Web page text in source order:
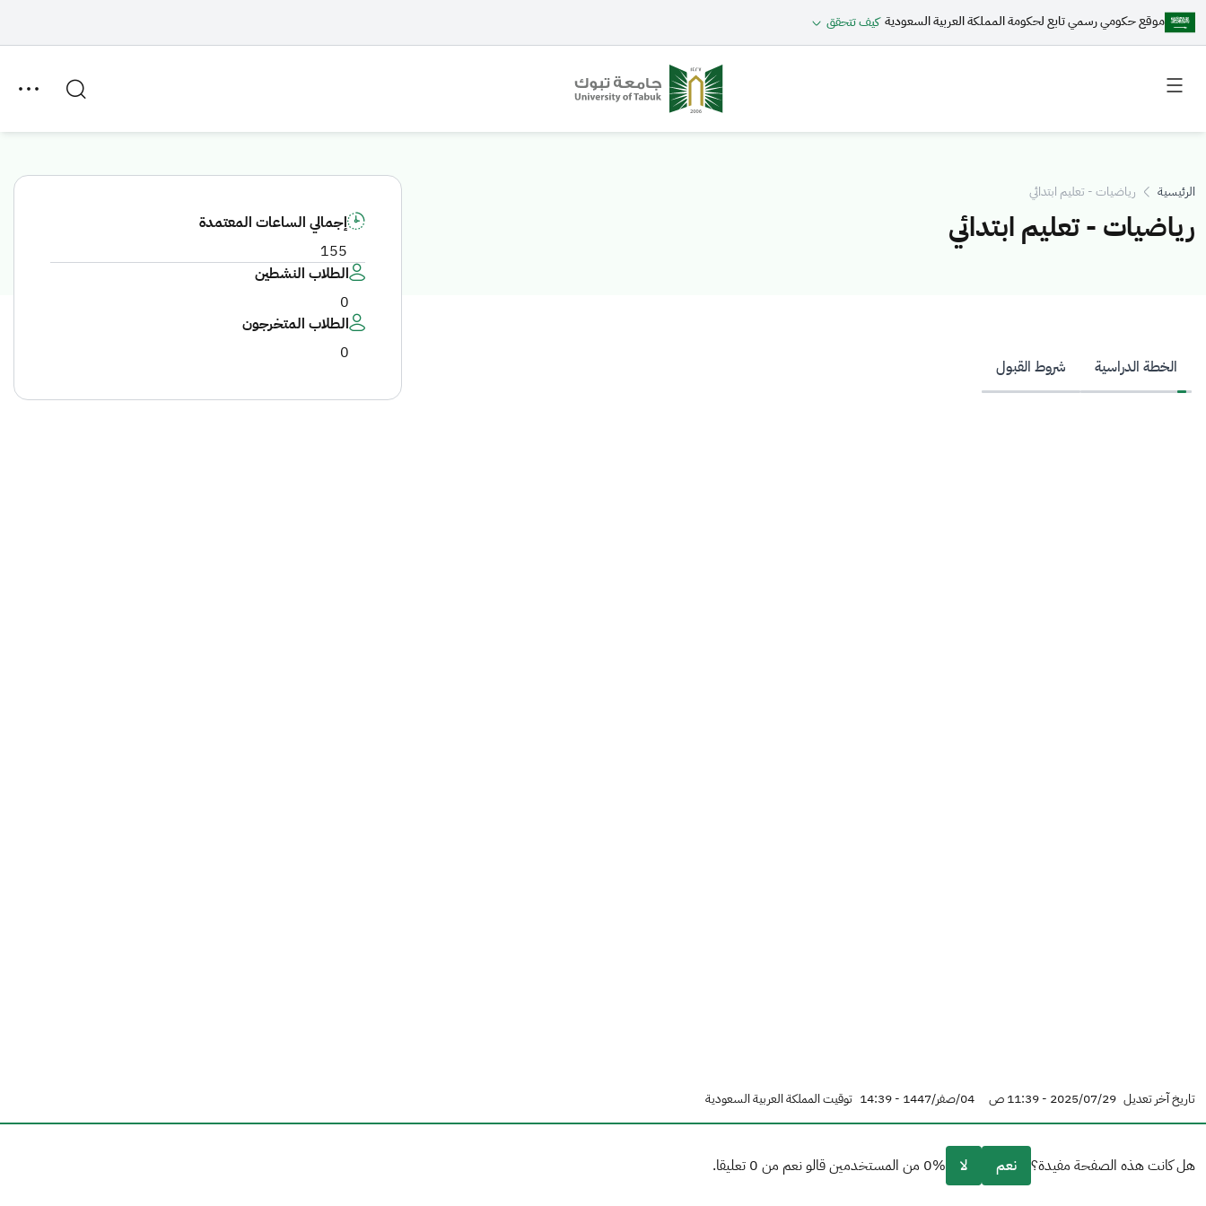
موقع حكومي رسمي تابع لحكومة المملكة العربية السعودية كيف تتحقق
Toggle
menu
Toggle
menu
الرئيسية رياضيات - تعليم ابتدائي
رياضيات - تعليم ابتدائي
إجمالي الساعات المعتمدة
155
الطلاب النشطين
0
الطلاب المتخرجون
0
الخطة الدراسية شروط القبول
تاريخ آخر تعديل 2025/07/29 - 11:39 ص 04/صفر/1447 - 14:39 توقيت المملكة العربية السعودية
هل كانت هذه الصفحة مفيدة؟ نعم لا 0% من المستخدمين قالو نعم من 0 تعليقا.